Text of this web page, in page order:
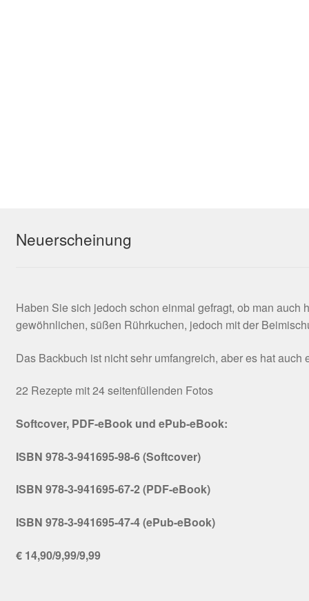
Neuerscheinung
Haben Sie sich jedoch schon einmal gefragt, ob man
gewöhnlichen, süßen Rührkuchen, jedoch mit der
Das Backbuch ist nicht sehr umfangreich, aber es hat
22 Rezepte mit 24 seitenfüllenden Fotos
Softcover, PDF-eBook und ePub-eBook:
ISBN 978-3-941695-98-6 (Softcover)
ISBN 978-3-941695-67-2 (PDF-eBook)
ISBN 978-3-941695-47-4 (ePub-eBook)
€ 14,90/9,99/9,99